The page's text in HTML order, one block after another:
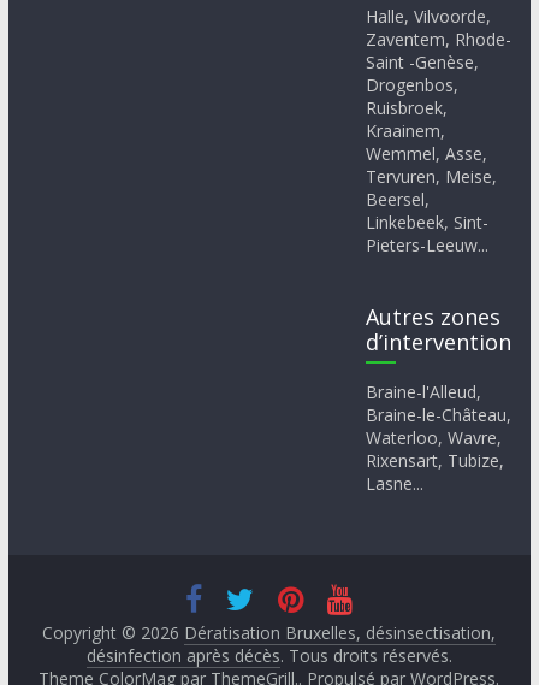
Halle, Vilvoorde,
Zaventem, Rhode-
Saint -Genèse,
Drogenbos,
Ruisbroek,
Kraainem,
Wemmel, Asse,
Tervuren, Meise,
Beersel,
Linkebeek, Sint-
Pieters-Leeuw...
Autres zones
d’intervention
Braine-l'Alleud,
Braine-le-Château,
Waterloo, Wavre,
Rixensart, Tubize,
Lasne...
Copyright © 2026 Dératisation Bruxelles, désinsectisation,
désinfection après décès. Tous droits réservés.
Theme ColorMag par ThemeGrill.. Propulsé parWordPress.